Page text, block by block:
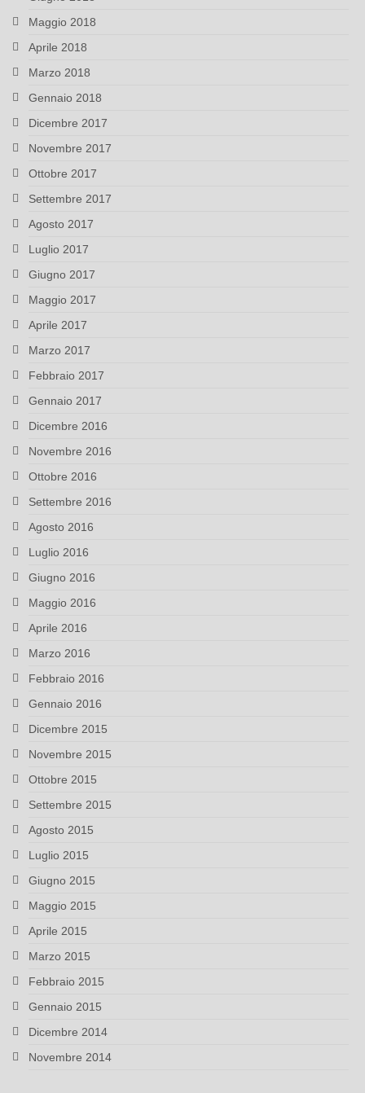
Maggio 2018
Aprile 2018
Marzo 2018
Gennaio 2018
Dicembre 2017
Novembre 2017
Ottobre 2017
Settembre 2017
Agosto 2017
Luglio 2017
Giugno 2017
Maggio 2017
Aprile 2017
Marzo 2017
Febbraio 2017
Gennaio 2017
Dicembre 2016
Novembre 2016
Ottobre 2016
Settembre 2016
Agosto 2016
Luglio 2016
Giugno 2016
Maggio 2016
Aprile 2016
Marzo 2016
Febbraio 2016
Gennaio 2016
Dicembre 2015
Novembre 2015
Ottobre 2015
Settembre 2015
Agosto 2015
Luglio 2015
Giugno 2015
Maggio 2015
Aprile 2015
Marzo 2015
Febbraio 2015
Gennaio 2015
Dicembre 2014
Novembre 2014